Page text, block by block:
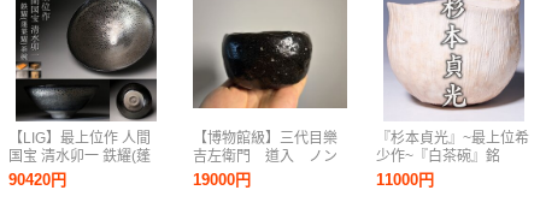
【LIG】最上位作 人間
国宝 清水卯一 鉄耀(蓬
莱耀)茶碗 共箱 共布 栞
本物保証 漆黒に咲く、
90420円
【博物館級】三代目樂
吉左衛門 道入 ノン
コウ 黒楽茶碗 楽吉
左衛門 十代旦入識
19000円
『杉本貞光』~最上位希
少作~『白茶碗』銘
『喜々神猿』共箱 仕覆
銘札 a855
11000円